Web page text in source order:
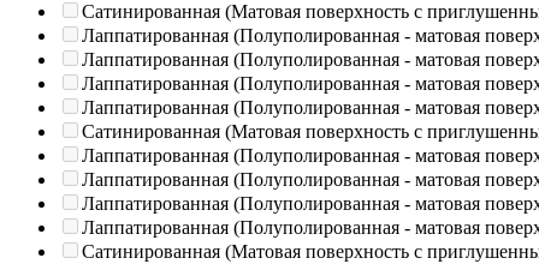
Сатинированная (Матовая поверхность с
Лаппатированная (Полуполированная - матовая
Лаппатированная (Полуполированная - матовая
Лаппатированная (Полуполированная - матовая
Лаппатированная (Полуполированная - матовая
Сатинированная (Матовая поверхность с
Лаппатированная (Полуполированная - матовая
Лаппатированная (Полуполированная - матовая
Лаппатированная (Полуполированная - матовая
Лаппатированная (Полуполированная - матовая
Сатинированная (Матовая поверхность с